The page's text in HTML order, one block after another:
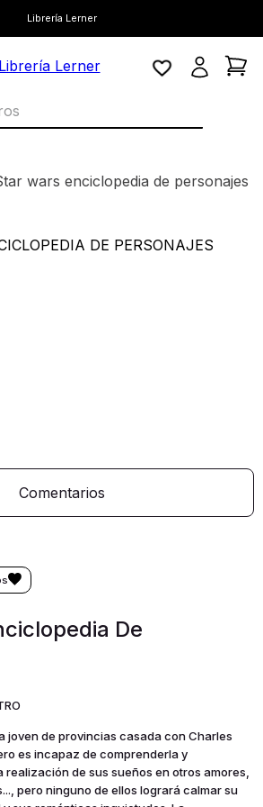
Librería Lerner
star wars enciclopedia de personajes
Comentarios
De
joven de provincias casada con Charles
es incapaz de comprenderla y
de sus sueños en otros amores,
pero ninguno de ellos logrará calmar su